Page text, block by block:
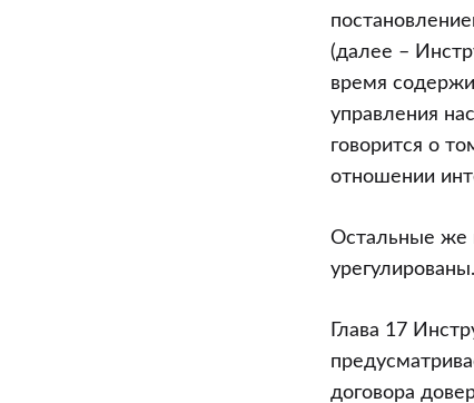
для
унитарного
в
связи
смертью
которое
являлось
(далее –
время
управления
говорится о
отношении
Остальные же
урегулированы.
Глава 17
договора